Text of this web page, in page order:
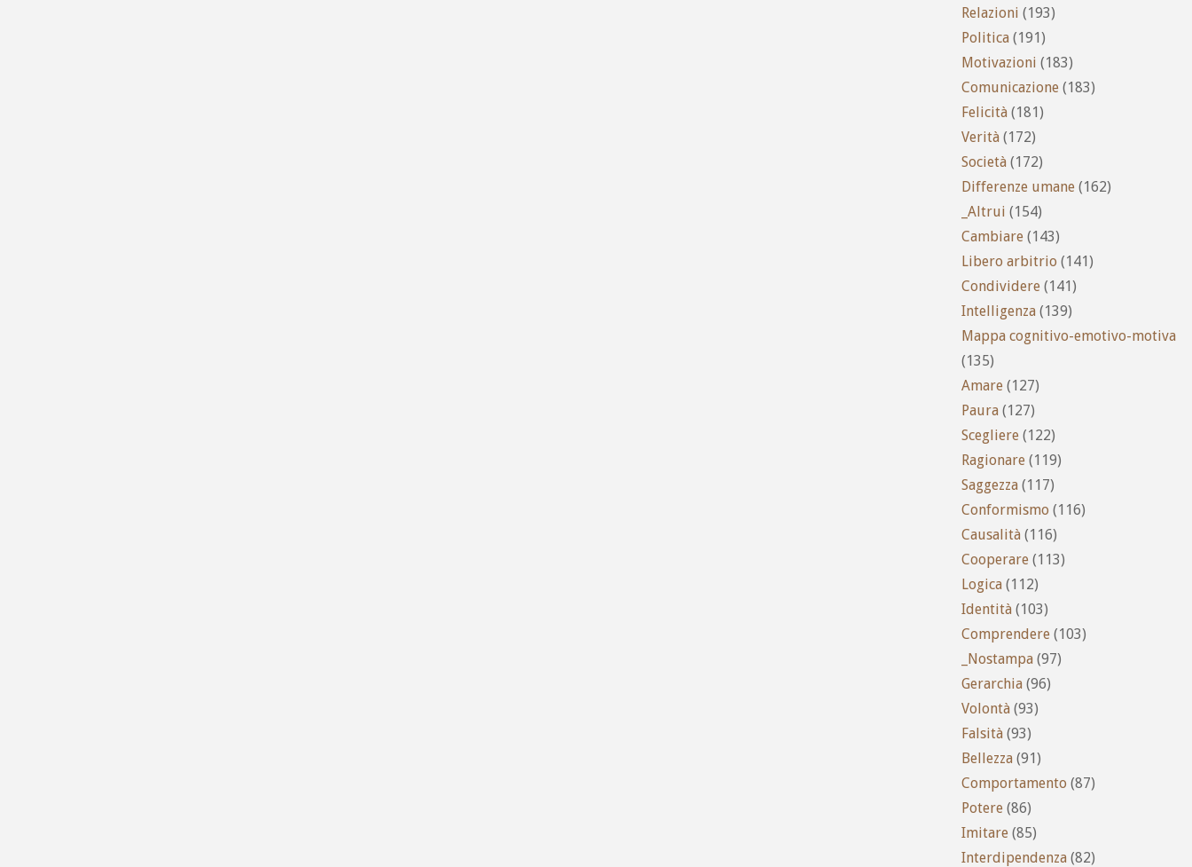
Relazioni (193)
Politica (191)
Motivazioni (183)
Comunicazione (183)
Felicità (181)
Verità (172)
Società (172)
Differenze umane (162)
_Altrui (154)
Cambiare (143)
Libero arbitrio (141)
Condividere (141)
Intelligenza (139)
Mappa cognitivo-emotivo-motiva
(135)
Amare (127)
Paura (127)
Scegliere (122)
Ragionare (119)
Saggezza (117)
Conformismo (116)
Causalità (116)
Cooperare (113)
Logica (112)
Identità (103)
Comprendere (103)
_Nostampa (97)
Gerarchia (96)
Volontà (93)
Falsità (93)
Bellezza (91)
Comportamento (87)
Potere (86)
Imitare (85)
Interdipendenza (82)